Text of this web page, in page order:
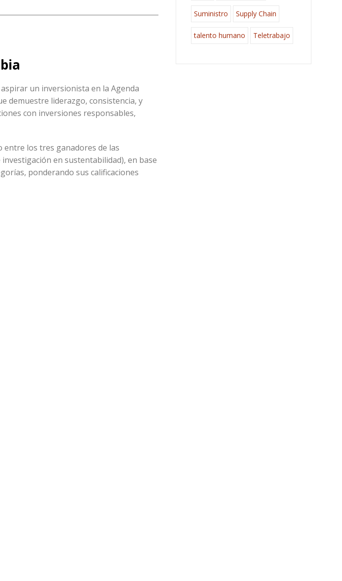
un inversionista en la Agenda
demuestre liderazgo, consistencia, y
con inversiones responsables,
entre los tres ganadores de las
en sustentabilidad), en base
ponderando sus calificaciones
Suministro Supply Chain
talento humano Teletrabajo